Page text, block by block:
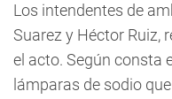
Los intendentes de
Suarez y Héctor Ruiz,
el acto. Según consta
lámparas de sodio